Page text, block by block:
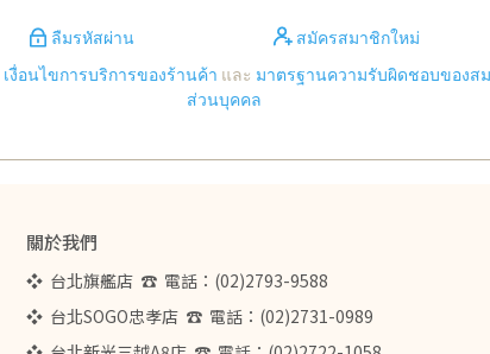
ลืมรหัสผ่าน
สมัครสมาชิกใหม่
เงื่อนไขการบริการของร้านค้า และ มาตรฐานความรับผิดชอบของส
ส่วนบุคคล
關於我們
❖  台北旗艦店  ☎  電話：(02)2793-9588
❖  台北SOGO忠孝店  ☎  電話：(02)2731-0989